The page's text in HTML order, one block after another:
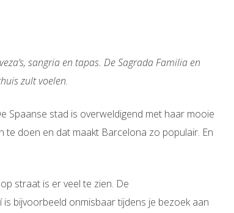
sangria en tapas. De Sagrada Familia en
zult voelen.
Spaanse stad is overweldigend met haar mooie
te doen en dat maakt Barcelona zo populair. En
straat is er veel te zien. De
bijvoorbeeld onmisbaar tijdens je bezoek aan